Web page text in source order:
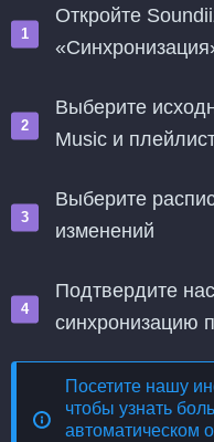
Откройте
Выберите
Music и
Выберите
изменений
Подтвердите
синхронизацию
Посетите нашу
чтобы узнать
автоматическом